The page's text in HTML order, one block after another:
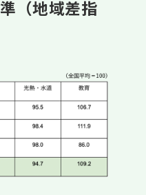
（地域差指